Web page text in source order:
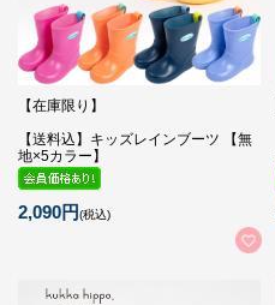
【在庫限り】
【送料込】キッズレインブーツ 【無
地×5カラー】
2,090円(税込)